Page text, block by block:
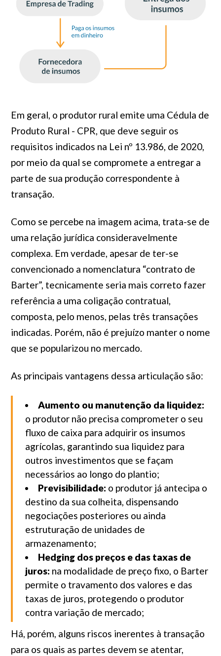
Em geral, o produtor rural emite uma Cédula de
Produto Rural - CPR, que deve seguir os
requisitos indicados na Lei nº 13.986, de 2020,
por meio da qual se compromete a entregar a
parte de sua produção correspondente à
transação.
Como se percebe na imagem acima, trata-se de
uma relação jurídica consideravelmente
complexa. Em verdade, apesar de ter-se
convencionado a nomenclatura “contrato de
Barter”, tecnicamente seria mais correto fazer
referência a uma coligação contratual,
composta, pelo menos, pelas três transações
indicadas. Porém, não é prejuízo manter o nome
que se popularizou no mercado.
As principais vantagens dessa articulação são:
Aumento ou manutenção da liquidez:
o produtor não precisa comprometer o seu
fluxo de caixa para adquirir os insumos
agrícolas, garantindo sua liquidez para
outros investimentos que se façam
necessários ao longo do plantio;
Previsibilidade: o produtor já antecipa o
destino da sua colheita, dispensando
negociações posteriores ou ainda
estruturação de unidades de
armazenamento;
Hedging dos preços e das taxas de
juros: na modalidade de preço fixo, o Barter
permite o travamento dos valores e das
taxas de juros, protegendo o produtor
contra variação de mercado;
Há, porém, alguns riscos inerentes à transação
para os quais as partes devem se atentar,